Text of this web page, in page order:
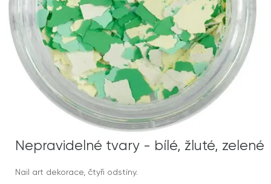
Nepravidelné tvary - bílé, žluté, zelené
Nail art dekorace, čtyři odstíny.